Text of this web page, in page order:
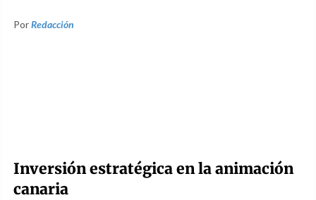
PorRedacción
Inversión estratégica en la animación
canaria